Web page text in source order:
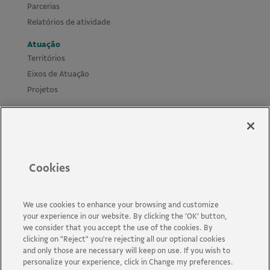
Parcerias
Relatórios de atividade
Atuação
Territórios
Eixos de Atuação
Projetos
Acessibilidade
Fale Conosco
Cookies
We use cookies to enhance your browsing and customize
your experience in our website. By clicking the ‘OK’ button,
we consider that you accept the use of the cookies. By
clicking on "Reject" you're rejecting all our optional cookies
and only those are necessary will keep on use. If you wish to
personalize your experience, click in Change my preferences.